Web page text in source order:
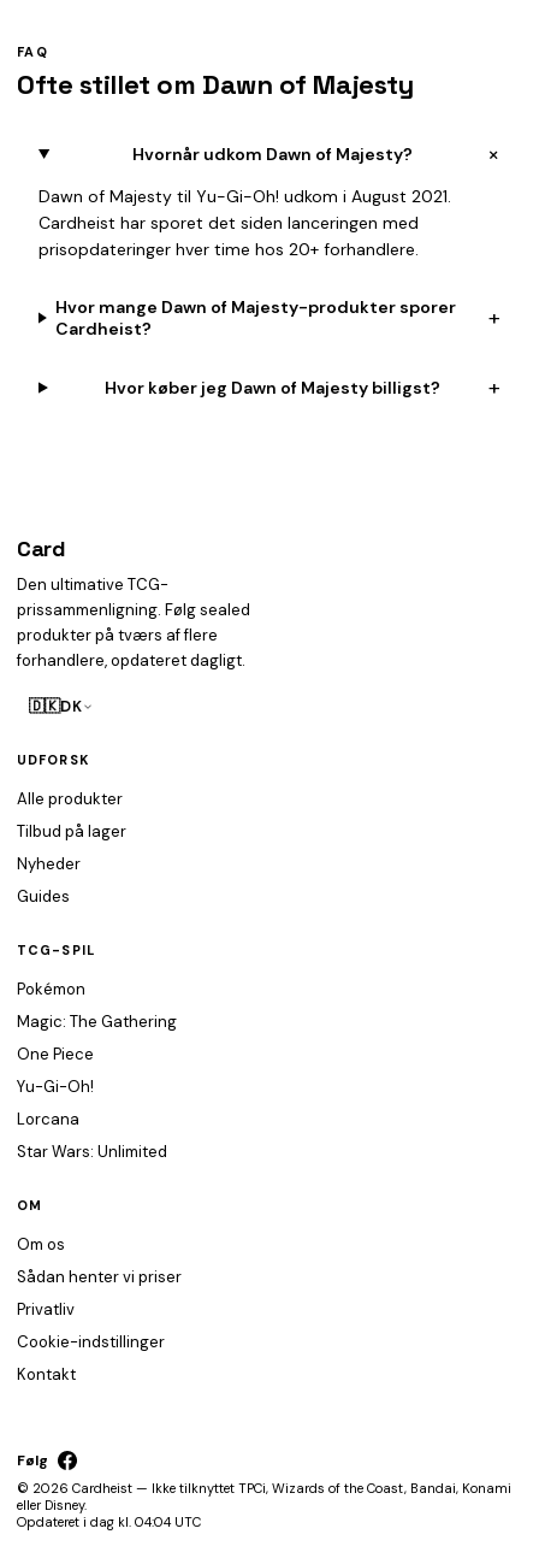
FAQ
Ofte stillet om Dawn of Majesty
Hvornår udkom Dawn of Majesty? +
Dawn of Majesty til Yu-Gi-Oh! udkom i August 2021.
Cardheist har sporet det siden lanceringen med
prisopdateringer hver time hos 20+ forhandlere.
Hvor mange Dawn of Majesty-produkter sporer
Cardheist?
+
Hvor køber jeg Dawn of Majesty billigst? +
Card
Den ultimative TCG-
prissammenligning. Følg sealed
produkter på tværs af flere
forhandlere, opdateret dagligt.
🇩🇰DK
UDFORSK
Alle produkter
Tilbud på lager
Nyheder
Guides
TCG-SPIL
Pokémon
Magic: The Gathering
One Piece
Yu-Gi-Oh!
Lorcana
Star Wars: Unlimited
OM
Om os
Sådan henter vi priser
Privatliv
Cookie-indstillinger
Kontakt
Følg
© 2026 Cardheist — Ikke tilknyttet TPCi, Wizards of the Coast, Bandai, Konami
eller Disney.
Opdateret i dag kl. 04:04 UTC